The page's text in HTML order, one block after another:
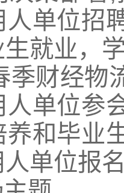
人单位招
就业，
季财经物
人单位参
养和毕业
单位报